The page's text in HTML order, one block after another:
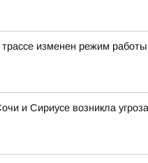
трассе изменен режим
и Сириусе возникла